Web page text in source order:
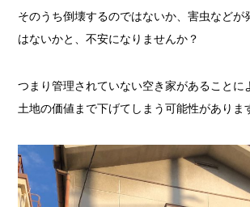
そのうち倒壊するのではないか、害虫などが
はないかと、不安になりませんか？
つまり管理されていない空き家があることに
土地の価値まで下げてしまう可能性がありま